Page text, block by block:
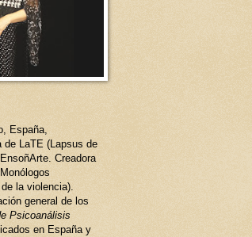
España,
de LaTE (Lapsus de
Creadora
la violencia).
general de los
Psicoanálisis
en España y